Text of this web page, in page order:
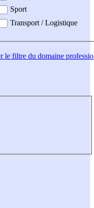
Sport
Transport / Logistique
le filtre du domaine